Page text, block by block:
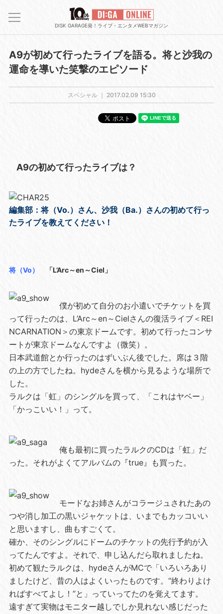
DISK GARAGE発！ライブ・エンタメWEBマガジン
A9が初めて行ったライブを語る。将と沙我の
運命を導いた笑撃のエピソード
スペシャル ｜ 2017.02.09 15:30
A9の初めて行ったライブは？
編集部：将（Vo.）さん、沙我（Ba.）さんの初めて行っ
たライブを教えてください！
将（Vo） 「L’Arc～en～Ciel」
僕が初めて自分のお小遣いでチケットを買
って行ったのは、L’Arc～en～Cielさんの復活ライブ＜REI
NCARNATION＞の東京ドームです。初めて行ったコンサ
ートが東京ドームなんですよ（微笑）。
日本武道館とか行ったのはずいぶん後でした。席は３階
の上の方でしたね。hydeさんを横から見るような場所で
した。
ラルクは「虹」のシングルを買って、「これはヤベー」
「かっこいい！」って。
俺も最初に買ったラルクのCDは「虹」だ
った。それがよくてアルバムの『true』も買った。
モードなお姉さんがコラージュされたあの
つや消し加工の黒いジャケットは、いまでもカッコいい
と思いますし、曲もすごくて。
確か、そのシングルにドームのチケットの先行予約が入
ってたんですよ。それで、申し込んだら取れましたね。
初めて観たラルクは、hydeさんがMCで「いろいろあり
ましたけど、昔の人はよくいったものです。“終わりよけ
ればすべてよし！”と」っていってたのを覚えてます。
遠すぎて実物はモニター越しでしか見れない感じだった